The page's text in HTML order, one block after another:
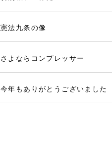
憲法九条の像
さよならコンプレッサー
今年もありがとうございました